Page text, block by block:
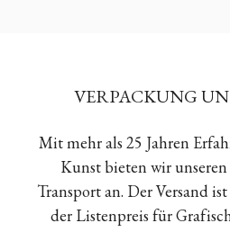
VERPACKUNG
Mit mehr als 25 Jahren
Kunst bieten wir
Transport an. Der Versand
der Listenpreis für